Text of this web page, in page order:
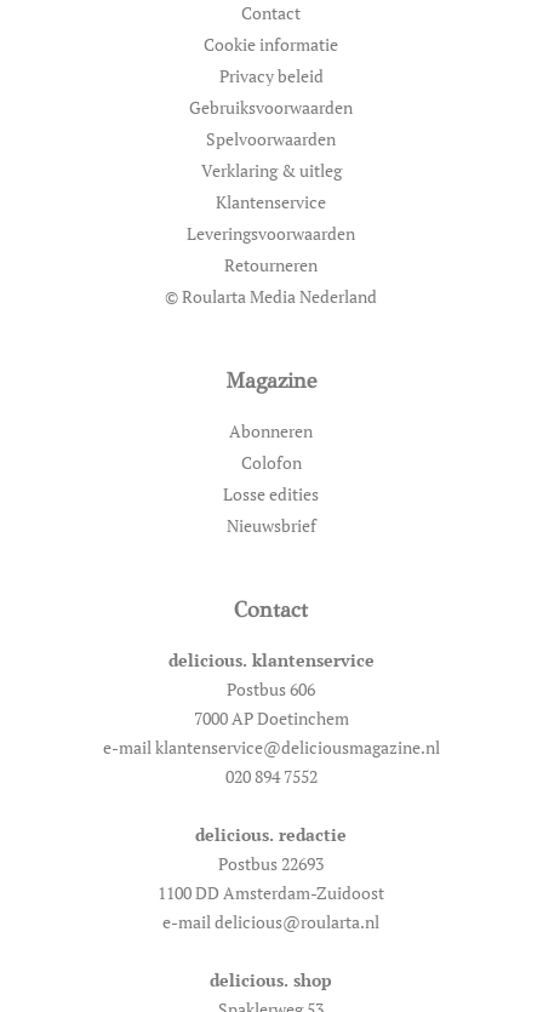
Contact
Cookie informatie
Privacy beleid
Gebruiksvoorwaarden
Spelvoorwaarden
Verklaring & uitleg
Klantenservice
Leveringsvoorwaarden
Retourneren
© Roularta Media Nederland
Magazine
Abonneren
Colofon
Losse edities
Nieuwsbrief
Contact
delicious. klantenservice
Postbus 606
7000 AP Doetinchem
e-mail klantenservice@deliciousmagazine.nl
020 894 7552
delicious. redactie
Postbus 22693
1100 DD Amsterdam-Zuidoost
e-mail delicious@roularta.nl
delicious. shop